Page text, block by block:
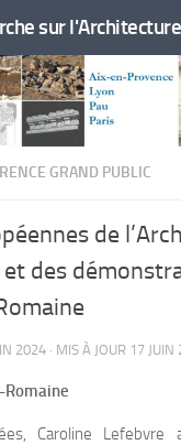
GRAND PUBLIC
de
des
2024 · MIS À JOUR 17 JUIN
Romaine
Caroline Lefebvre